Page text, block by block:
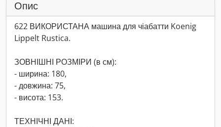
Опис
622 ВИКОРИСТАНА машина для чіабатти Koenig
Lippelt Rustica.
ЗОВНІШНІ РОЗМІРИ (в см):
- ширина: 180,
- довжина: 75,
- висота: 153.
ТЕХНІЧНІ ДАНІ: